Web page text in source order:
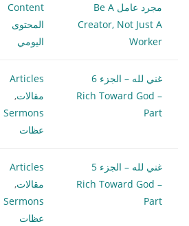
مجرد عامل Be A
Creator, Not Just A
Worker
Content
المحتوى
اليومي
غني لله – الجزء 6
Rich Toward God –
Part
Articles
مقالات,
Sermons
عظات
غني لله – الجزء 5
Rich Toward God –
Part
Articles
مقالات,
Sermons
عظات